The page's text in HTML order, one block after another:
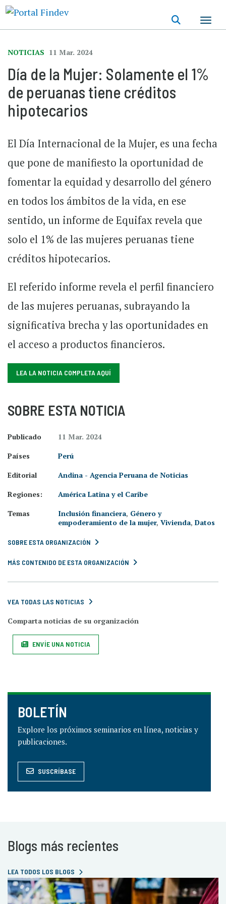
NOTICIAS 11 Mar. 2024
Día de la Mujer: Solamente el 1%
de peruanas tiene créditos
hipotecarios
El Día Internacional de la Mujer, es una fecha
que pone de manifiesto la oportunidad de
fomentar la equidad y desarrollo del género
en todos los ámbitos de la vida, en ese
sentido, un informe de Equifax revela que
solo el 1% de las mujeres peruanas tiene
créditos hipotecarios.
El referido informe revela el perfil financiero
de las mujeres peruanas, subrayando la
significativa brecha y las oportunidades en
el acceso a productos financieros.
LEA LA NOTICIA COMPLETA AQUÍ
SOBRE ESTA NOTICIA
Publicado
11 Mar. 2024
Países
Perú
Editorial
Andina - Agencia Peruana de Noticias
Regiones:
América Latina y el Caribe
Temas
Inclusión financiera, Género y
empoderamiento de la mujer, Vivienda, Datos
SOBRE ESTA ORGANIZACIÓN
MÁS CONTENIDO DE ESTA ORGANIZACIÓN
VEA TODAS LAS NOTICIAS
Comparta noticias de su organización
ENVÍE UNA NOTICIA
BOLETÍN
Explore los próximos seminarios en línea, noticias y
publicaciones.
SUSCRÍBASE
Blogs más recientes
LEA TODOS LOS BLOGS